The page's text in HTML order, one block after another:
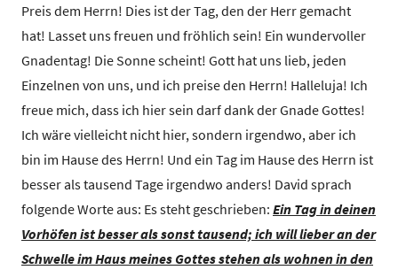
Preis dem Herrn! Dies ist der Tag, den der Herr gemacht
hat! Lasset uns freuen und fröhlich sein! Ein wundervoller
Gnadentag! Die Sonne scheint! Gott hat uns lieb, jeden
Einzelnen von uns, und ich preise den Herrn! Halleluja! Ich
freue mich, dass ich hier sein darf dank der Gnade Gottes!
Ich wäre vielleicht nicht hier, sondern irgendwo, aber ich
bin im Hause des Herrn! Und ein Tag im Hause des Herrn ist
besser als tausend Tage irgendwo anders! David sprach
folgende Worte aus: Es steht geschrieben: Ein Tag in deinen
Vorhöfen ist besser als sonst tausend; ich will lieber an der
Schwelle im Haus meines Gottes stehen als wohnen in den